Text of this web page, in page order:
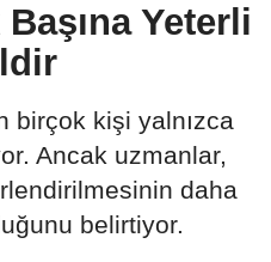
Yeterli
birçok kişi yalnızca
Ancak uzmanlar,
daha
belirtiyor.